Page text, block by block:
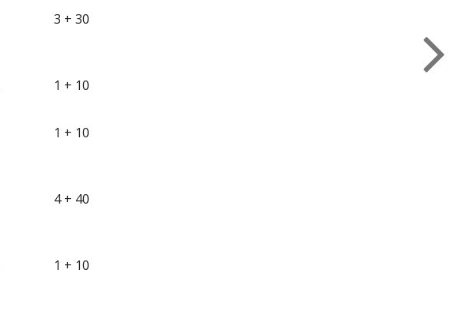
3 + 30
1 + 10
1 + 10
4 + 40
1 + 10